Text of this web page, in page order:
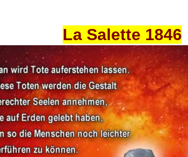
La Salette 1846